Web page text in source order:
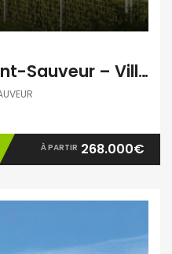
Jardin Riviera – Saint-Sauveur – Villas T4 et T5
À PARTIR 268.000€